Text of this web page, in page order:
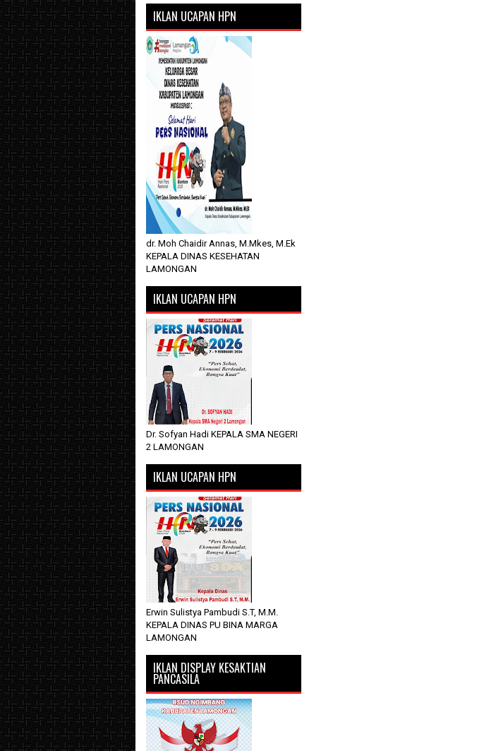
IKLAN UCAPAN HPN
dr. Moh Chaidir Annas, M.Mkes, M.Ek
KEPALA DINAS KESEHATAN
LAMONGAN
IKLAN UCAPAN HPN
Dr. Sofyan Hadi KEPALA SMA NEGERI
2 LAMONGAN
IKLAN UCAPAN HPN
Erwin Sulistya Pambudi S.T, M.M.
KEPALA DINAS PU BINA MARGA
LAMONGAN
IKLAN DISPLAY KESAKTIAN
PANCASILA